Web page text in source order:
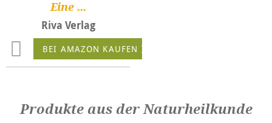
Eine ...
Riva Verlag
BEI AMAZON KAUFEN
Produkte aus der Naturheilkunde